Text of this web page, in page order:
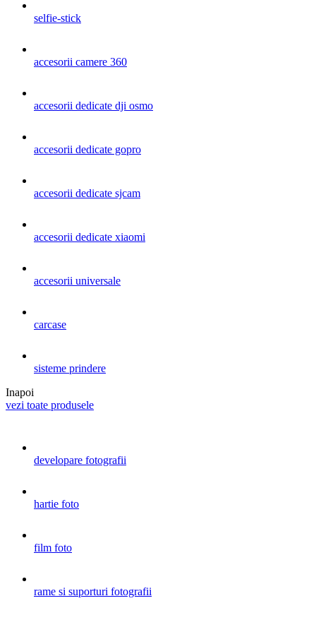
selfie-stick
accesorii camere 360
accesorii dedicate dji osmo
accesorii dedicate gopro
accesorii dedicate sjcam
accesorii dedicate xiaomi
accesorii universale
carcase
sisteme prindere
Inapoi
vezi toate produsele
developare fotografii
hartie foto
film foto
rame si suporturi fotografii